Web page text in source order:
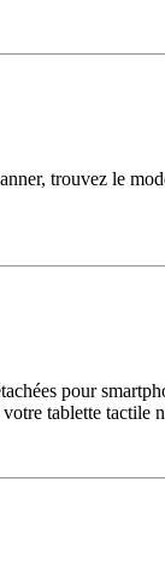
trouvez le
pour
tablette tactile